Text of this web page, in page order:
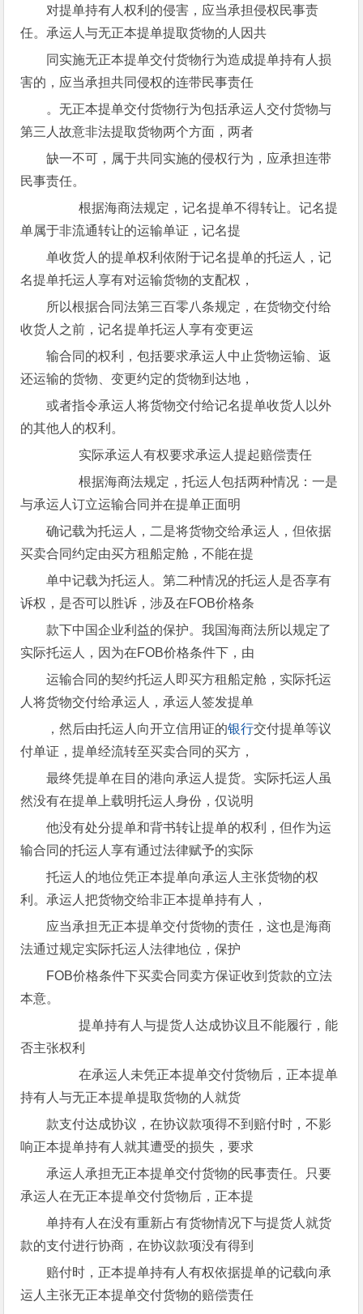
对提单持有人权利的侵害，应当承担侵权民事责
任。承运人与无正本提单提取货物的人因共
同实施无正本提单交付货物行为造成提单持有人损
害的，应当承担共同侵权的连带民事责任
。无正本提单交付货物行为包括承运人交付货物与
第三人故意非法提取货物两个方面，两者
缺一不可，属于共同实施的侵权行为，应承担连带
民事责任。
根据海商法规定，记名提单不得转让。记名提
单属于非流通转让的运输单证，记名提
单收货人的提单权利依附于记名提单的托运人，记
名提单托运人享有对运输货物的支配权，
所以根据合同法第三百零八条规定，在货物交付给
收货人之前，记名提单托运人享有变更运
输合同的权利，包括要求承运人中止货物运输、返
还运输的货物、变更约定的货物到达地，
或者指令承运人将货物交付给记名提单收货人以外
的其他人的权利。
实际承运人有权要求承运人提起赔偿责任
根据海商法规定，托运人包括两种情况：一是
与承运人订立运输合同并在提单正面明
确记载为托运人，二是将货物交给承运人，但依据
买卖合同约定由买方租船定舱，不能在提
单中记载为托运人。第二种情况的托运人是否享有
诉权，是否可以胜诉，涉及在FOB价格条
款下中国企业利益的保护。我国海商法所以规定了
实际托运人，因为在FOB价格条件下，由
运输合同的契约托运人即买方租船定舱，实际托运
人将货物交付给承运人，承运人签发提单
，然后由托运人向开立信用证的银行交付提单等议
付单证，提单经流转至买卖合同的买方，
最终凭提单在目的港向承运人提货。实际托运人虽
然没有在提单上载明托运人身份，仅说明
他没有处分提单和背书转让提单的权利，但作为运
输合同的托运人享有通过法律赋予的实际
托运人的地位凭正本提单向承运人主张货物的权
利。承运人把货物交给非正本提单持有人，
应当承担无正本提单交付货物的责任，这也是海商
法通过规定实际托运人法律地位，保护
FOB价格条件下买卖合同卖方保证收到货款的立法
本意。
提单持有人与提货人达成协议且不能履行，能
否主张权利
在承运人未凭正本提单交付货物后，正本提单
持有人与无正本提单提取货物的人就货
款支付达成协议，在协议款项得不到赔付时，不影
响正本提单持有人就其遭受的损失，要求
承运人承担无正本提单交付货物的民事责任。只要
承运人在无正本提单交付货物后，正本提
单持有人在没有重新占有货物情况下与提货人就货
款的支付进行协商，在协议款项没有得到
赔付时，正本提单持有人有权依据提单的记载向承
运人主张无正本提单交付货物的赔偿责任